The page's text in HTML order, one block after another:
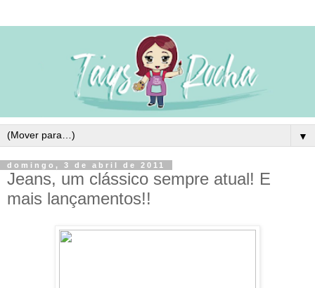
▼
domingo, 3 de abril de 2011
Jeans, um clássico sempre atual! E
mais lançamentos!!